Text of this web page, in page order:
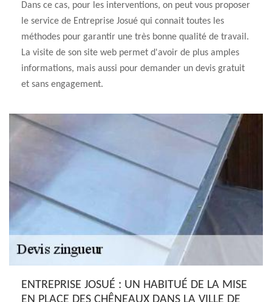
Dans ce cas, pour les interventions, on peut vous proposer
le service de Entreprise Josué qui connait toutes les
méthodes pour garantir une très bonne qualité de travail.
La visite de son site web permet d'avoir de plus amples
informations, mais aussi pour demander un devis gratuit
et sans engagement.
ENTREPRISE JOSUÉ : UN HABITUÉ DE LA MISE
EN PLACE DES CHÊNEAUX DANS LA VILLE DE